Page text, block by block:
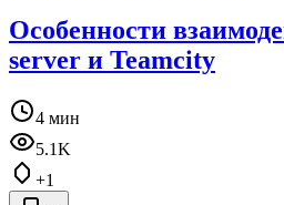
Особенности
server и Teamcity
4 мин
5.1K
+1